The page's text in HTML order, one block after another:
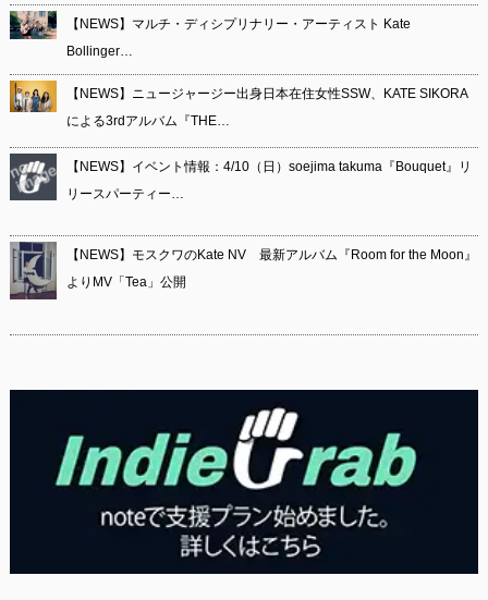
【NEWS】マルチ・ディシプリナリー・アーティスト Kate
Bollinger…
【NEWS】ニュージャージー出身日本在住女性SSW、KATE SIKORA
による3rdアルバム『THE…
【NEWS】イベント情報：4/10（日）soejima takuma『Bouquet』リ
リースパーティー…
【NEWS】モスクワのKate NV 最新アルバム『Room for the Moon』
よりMV「Tea」公開